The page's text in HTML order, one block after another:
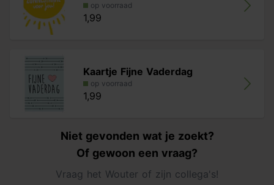
op voorraad
1,99
Kaartje Fijne Vaderdag
op voorraad
1,99
Niet gevonden wat je zoekt?
Of gewoon een vraag?
Vraag het Wouter of zijn collega's!